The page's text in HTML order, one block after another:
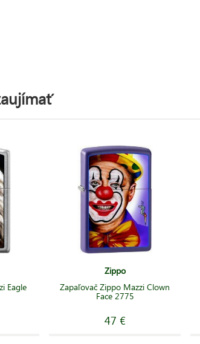
Eagle
Zippo
Zapaľovač Zippo Mazzi Clown
Face 2775
47 €